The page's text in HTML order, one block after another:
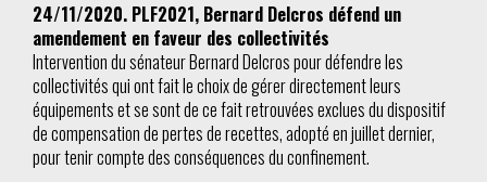
24/11/2020. PLF2021, Bernard Delcros défend un
amendement en faveur des collectivités
Intervention du sénateur Bernard Delcros pour défendre les
collectivités qui ont fait le choix de gérer directement leurs
équipements et se sont de ce fait retrouvées exclues du dispositif
de compensation de pertes de recettes, adopté en juillet dernier,
pour tenir compte des conséquences du confinement.